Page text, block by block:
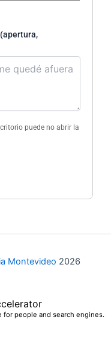
puede no abrir la
Montevideo 2026
people and search engines.